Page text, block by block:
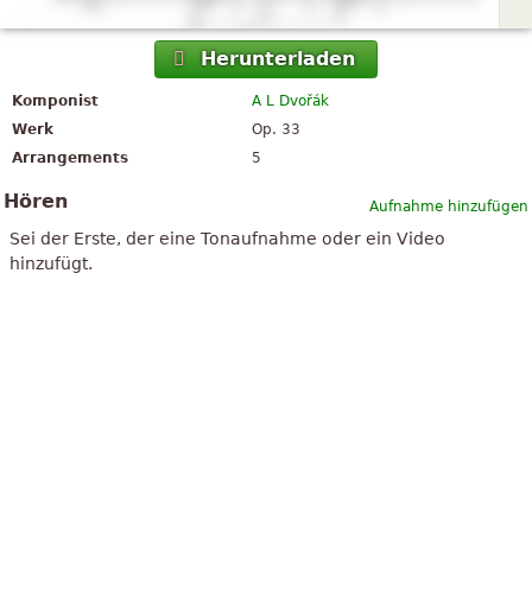
Herunterladen
Komponist
A L Dvořák
Werk
Op. 33
Arrangements
5
Aufnahme hinzufügen
Hören
Sei der Erste, der eine Tonaufnahme oder ein Video
hinzufügt.